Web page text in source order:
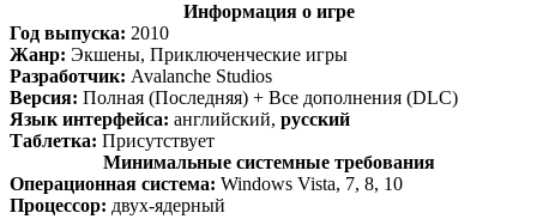
Информация о игре
Год выпуска: 2010
Жанр: Экшены, Приключенческие игры
Разработчик: Avalanche Studios
Версия: Полная (Последняя) + Все дополнения (DLC)
Язык интерфейса: английский, русский
Таблетка: Присутствует
Минимальные системные требования
Операционная система: Windows Vista, 7, 8, 10
Процессор: двух-ядерный